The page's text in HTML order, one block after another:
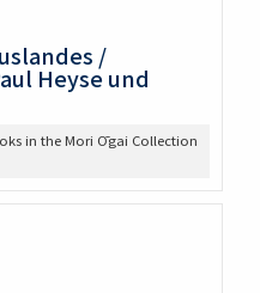
/
Heyse und
in the Mori Ōgai Collection